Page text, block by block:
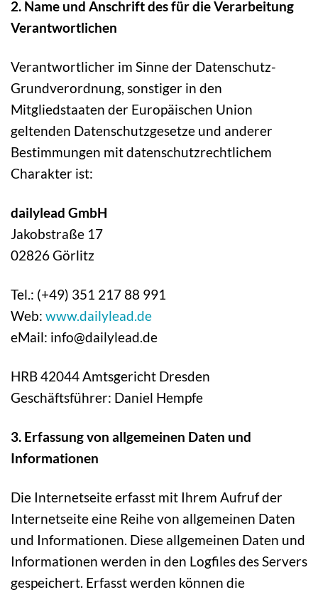
2. Name und Anschrift des für die Verarbeitung
Verantwortlichen
Verantwortlicher im Sinne der Datenschutz-
Grundverordnung, sonstiger in den
Mitgliedstaaten der Europäischen Union
geltenden Datenschutzgesetze und anderer
Bestimmungen mit datenschutzrechtlichem
Charakter ist:
dailylead GmbH
Jakobstraße 17
02826 Görlitz
Tel.: (+49) 351 217 88 991
Web: www.dailylead.de
eMail: info@dailylead.de
HRB 42044 Amtsgericht Dresden
Geschäftsführer: Daniel Hempfe
3. Erfassung von allgemeinen Daten und
Informationen
Die Internetseite erfasst mit Ihrem Aufruf der
Internetseite eine Reihe von allgemeinen Daten
und Informationen. Diese allgemeinen Daten und
Informationen werden in den Logfiles des Servers
gespeichert. Erfasst werden können die